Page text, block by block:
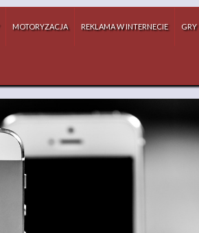
MOTORYZACJA REKLAMA W INTERNECIE GRY